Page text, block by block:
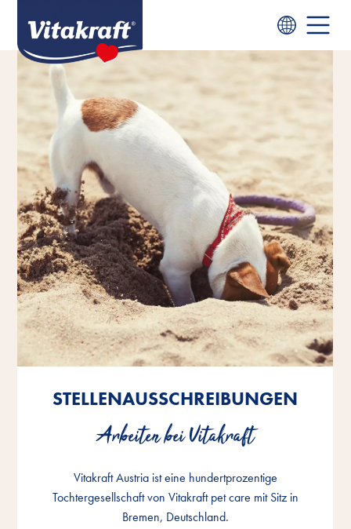
STELLENAUSSCHREIBUNGEN
Arbeiten bei Vitakraft
Vitakraft Austria ist eine hundertprozentige
Tochtergesellschaft von Vitakraft pet care mit Sitz in
Bremen, Deutschland.
STELLENAUSSCHREIBUNGEN
Arbeiten bei Vitakraft
Vitakraft Austria ist eine hundertprozentige
Tochtergesellschaft von Vitakraft pet care mit Sitz in
Bremen, Deutschland.
STELLENAUSSCHREIBUNGEN
Arbeiten bei Vitakraft
Vitakraft Austria ist eine hundertprozentige
Tochtergesellschaft von Vitakraft pet care mit Sitz in
Bremen, Deutschland.